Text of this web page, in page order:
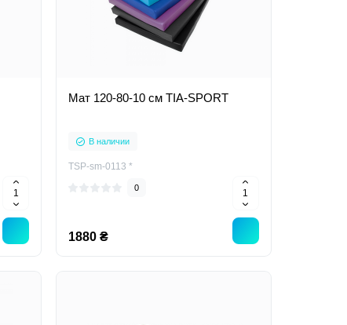
Мат 120-80-10 см TIA-SPORT
В наличии
TSP-sm-0113 *
0
1880 ₴